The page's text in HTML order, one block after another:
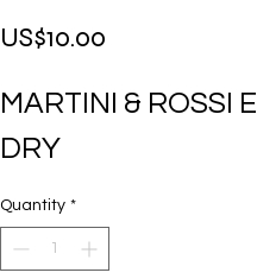
US$10.00
MARTINI & ROSSI
DRY
Quantity *